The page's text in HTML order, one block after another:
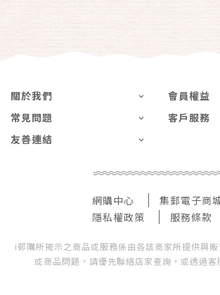
關於我們
會員權益
常見問題
客戶服務
友善連結
網購中心
集郵電子商
隱私權政策
服務條款
i郵購所揭示之商品或服務係由各該商家所提供與
或商品問題，請優先聯絡店家查詢，或透過客